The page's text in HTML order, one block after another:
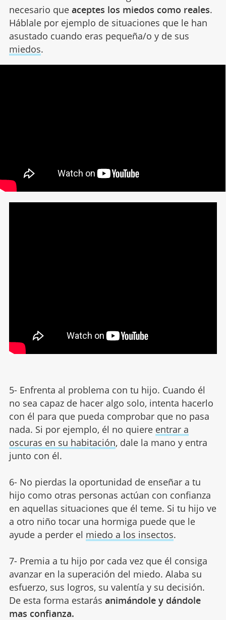
necesario que aceptes los miedos como reales.
Háblale por ejemplo de situaciones que le han
asustado cuando eras pequeña/o y de sus
miedos.
5- Enfrenta al problema con tu hijo. Cuando él
no sea capaz de hacer algo solo, intenta hacerlo
con él para que pueda comprobar que no pasa
nada. Si por ejemplo, él no quiere entrar a
oscuras en su habitación, dale la mano y entra
junto con él.
6- No pierdas la oportunidad de enseñar a tu
hijo como otras personas actúan con confianza
en aquellas situaciones que él teme. Si tu hijo ve
a otro niño tocar una hormiga puede que le
ayude a perder el miedo a los insectos.
7- Premia a tu hijo por cada vez que él consiga
avanzar en la superación del miedo. Alaba su
esfuerzo, sus logros, su valentía y su decisión.
De esta forma estarás animándole y dándole
mas confianza.